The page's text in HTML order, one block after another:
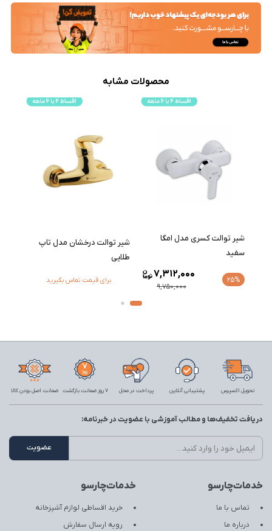
محصولات مشابه
شیر توالت کسری مدل امگا
سفید
25%
9,750,000
7,312,000
شیر توالت درخشان مدل تاپ
طلایی
برای قیمت تماس بگیرید
تحویل اکسپرس پشتیبانی آنلاین پرداخت در محل 7 روز ضمانت بازگشت ضمانت اصل بودن کالا
خدمات‌چارسو
تماس با ما
درباره ما
خدمات‌چارسو
خرید اقساطی لوازم آشپزخانه
رویه ارسال سفارش
دریافت تخفیف‌ها و مطالب آموزشی با عضویت در خبرنامه: